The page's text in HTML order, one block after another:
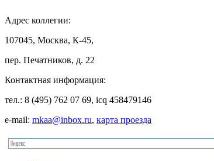
Адрес коллегии:
107045, Москва, К-45,
пер. Печатников, д. 22
Контактная информация:
тел.: 8 (495) 762 07 69, icq 458479146
e-mail: mkaa@inbox.ru, карта проезда